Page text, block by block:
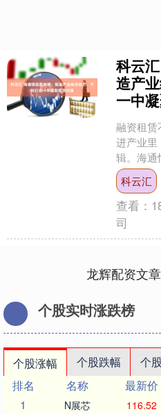
科云
造产
一中
融资租赁
进产业里
辑。海通
话，是她
脚，精准
科云汇
查看：
司
龙辉配资文
个股实时涨跌榜
个股涨幅 个股跌幅 个
排名
名称 最新价
1
N展芯 116.52